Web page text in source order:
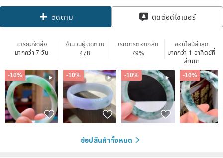
ติดตาม ติดต่อดีไซเนอร์
เตรียมจัดส่ง
มากกว่า 7 วัน
จำนวนผู้ติดตาม
478
เรทการตอบกลับ
79%
ออนไลน์ล่าสุด
มากกว่า 1 อาทิตย์ที่
ผ่านมา
-10% -10% -10% -10%
ช้อปสินค้าทั้งหมด